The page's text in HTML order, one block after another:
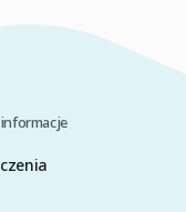
pozycji. […]